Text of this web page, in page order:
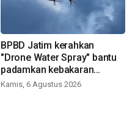
BPBD Jatim kerahkan
"Drone Water Spray" bantu
padamkan kebakaran
Bromo
Kamis, 6 Agustus 2026